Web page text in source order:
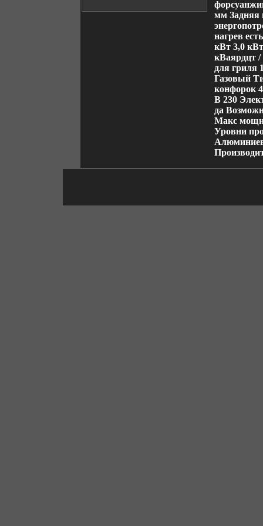
мм Задняя
нагрев
кВт 3,0
кВаярдцт /
для гриля
Газовый
конфорок
В 230
да
Макс
Уровни